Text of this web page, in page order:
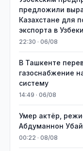
предложили
Казахстане для
экспорта в
22:30 · 06/08
В Ташкенте
газоснабжение
систему
14:49 · 06/08
Умер актёр,
Абдуманнон
00:22 · 08/08